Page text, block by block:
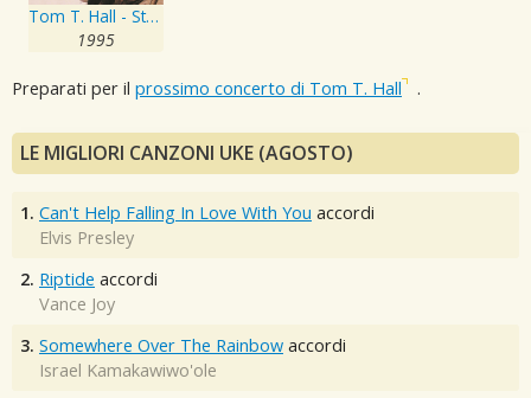
Tom T. Hall - Storyteller, Poet, Philosopher
1995
Preparati per il prossimo concerto di Tom T. Hall .
LE MIGLIORI CANZONI UKE (AGOSTO)
1. Can't Help Falling In Love With You accordi
Elvis Presley
2. Riptide accordi
Vance Joy
3. Somewhere Over The Rainbow accordi
Israel Kamakawiwo'ole